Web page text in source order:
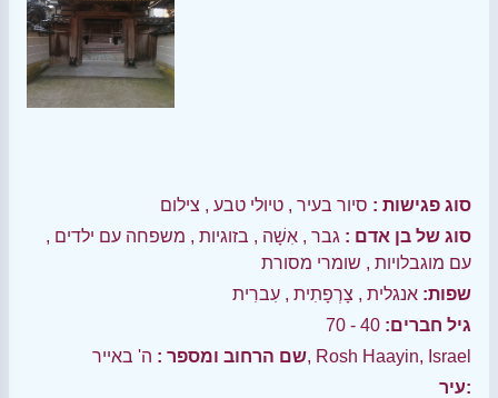
סוג פגישות : סיור בעיר , טיולי טבע , צילום
סוג של בן אדם : גבר , אִשָׁה , בזוגיות , משפחה עם ילדים ,
עם מוגבלויות , שומרי מסורת
שפות: אנגלית , צָרְפָתִית , עִברִית
גיל חברים: 40 - 70
שם הרחוב ומספר :ה' באייר, Rosh Haayin, Israel
עיר: